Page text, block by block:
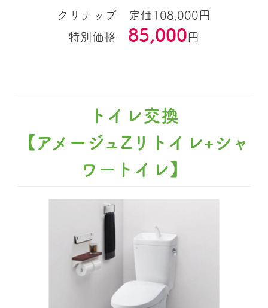
クリナップ 定価108,000円
特別価格 85,000円
トイレ交換
【アメージュZリトイレ+シャ
ワートイレ】